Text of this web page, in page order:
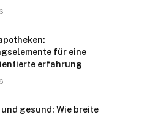
für eine
erfahrung
gesund: Wie breite